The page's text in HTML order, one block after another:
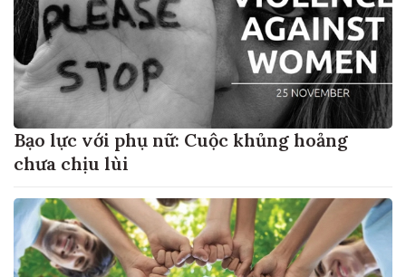
Bạo lực với phụ nữ: Cuộc khủng hoảng
chưa chịu lùi